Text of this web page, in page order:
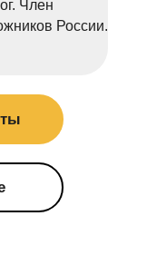
Член
России.